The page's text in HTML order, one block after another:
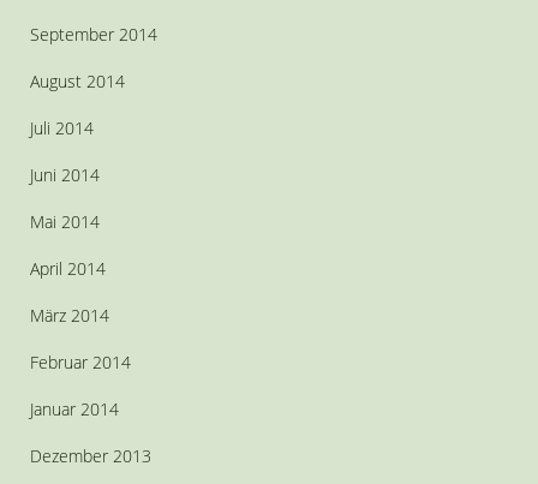
September 2014
August 2014
Juli 2014
Juni 2014
Mai 2014
April 2014
März 2014
Februar 2014
Januar 2014
Dezember 2013